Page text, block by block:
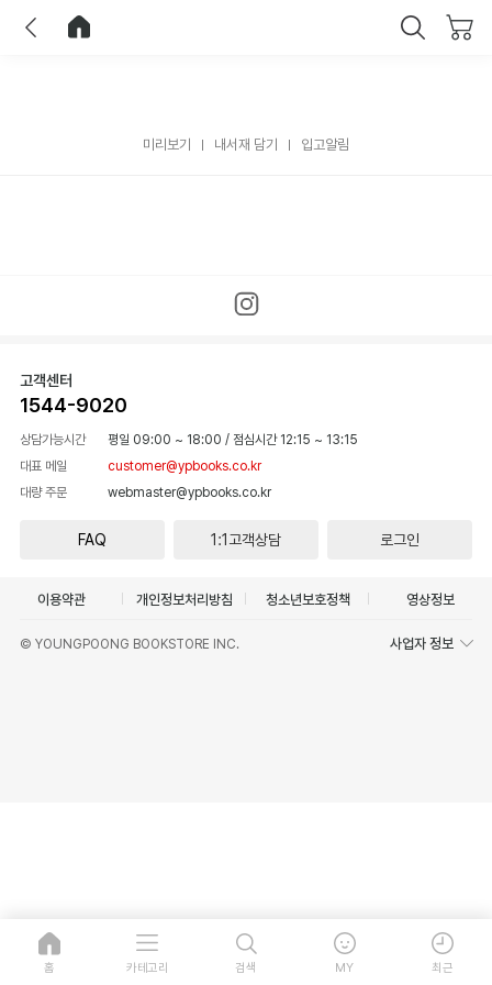
미리보기 내서재 담기 입고알림
고객센터
1544-9020
상담가능시간 평일 09:00 ~ 18:00 / 점심시간 12:15 ~ 13:15
대표 메일
customer@ypbooks.co.kr
대량 주문
webmaster@ypbooks.co.kr
FAQ 1:1고객상담 로그인
이용약관 개인정보처리방침 청소년보호정책 영상정보
© YOUNGPOONG BOOKSTORE INC. 사업자 정보
홈 카테고리 검색 MY 최근